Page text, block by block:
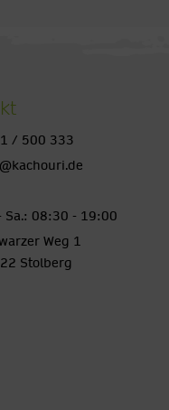
/ 500 333
Sa.: 08:30 - 19:00
Weg 1
Stolberg